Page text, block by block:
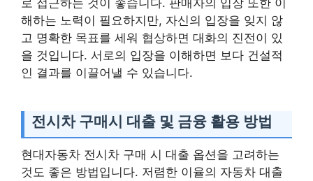
로 접근하는 것이 좋습니다. 판매자의 입장 또한 이
해하는 노력이 필요하지만, 자신의 입장을 잊지 않
고 명확한 목표를 세워 협상하면 대화의 진전이 있
을 것입니다. 서로의 입장을 이해하면 보다 건설적
인 결과를 이끌어낼 수 있습니다.
전시차 구매시 대출 및 금융 활용 방법
현대자동차 전시차 구매 시 대출 옵션을 고려하는
것도 좋은 방법입니다. 저렴한 이율의 자동차 대출